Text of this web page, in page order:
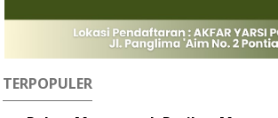
TERPOPULER